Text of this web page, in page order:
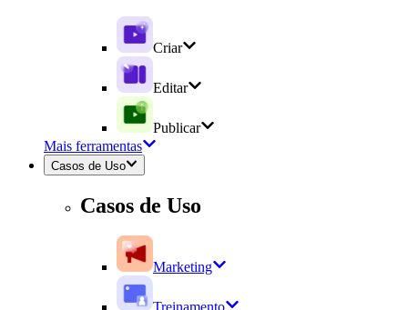
Criar
Editar
Publicar
Mais ferramentas
Casos de Uso
Casos de Uso
Marketing